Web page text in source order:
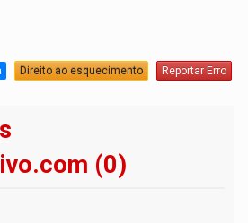
Direito ao esquecimento Reportar Erro
(0)